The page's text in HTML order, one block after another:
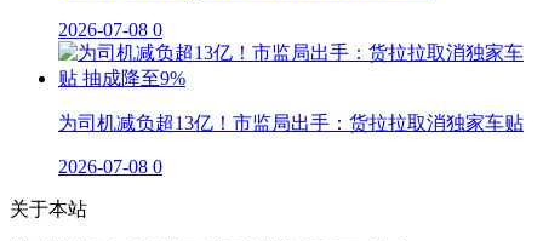
2026-07-08 0
为司机减负超13亿！市监局出手：货拉拉取消独家车贴
2026-07-08 0
关于本站